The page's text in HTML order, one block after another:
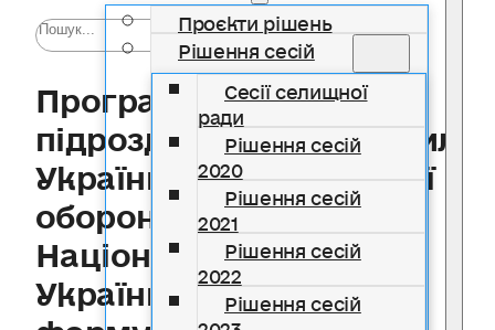
Проєкти рішень
Рішення сесій
Сесії селищної
ради
Рішення сесій
2020
Рішення сесій
2021
Рішення сесій
2022
Рішення сесій
Програма підтримки
підрозділів Збройних сил
України, територіальної
оборони, підрозділів
Національної гвардії
України, добровольчих